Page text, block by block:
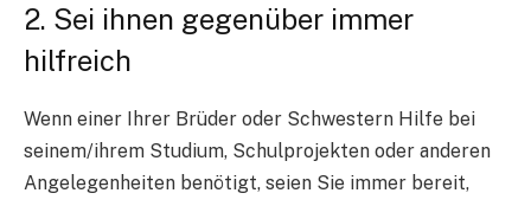
2. Sei ihnen gegenüber immer
hilfreich
Wenn einer Ihrer Brüder oder Schwestern Hilfe bei
seinem/ihrem Studium, Schulprojekten oder anderen
Angelegenheiten benötigt, seien Sie immer bereit,